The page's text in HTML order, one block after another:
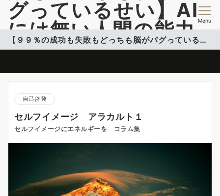
グっているせい】AI
には無い人間の能力
開発情報を提供
Menu
【９９％の成功も失敗もどっちも脳がバグっているせい】
自己啓発
セルフイメージ アラカルト１
セルフイメージにエネルギーを コラム集